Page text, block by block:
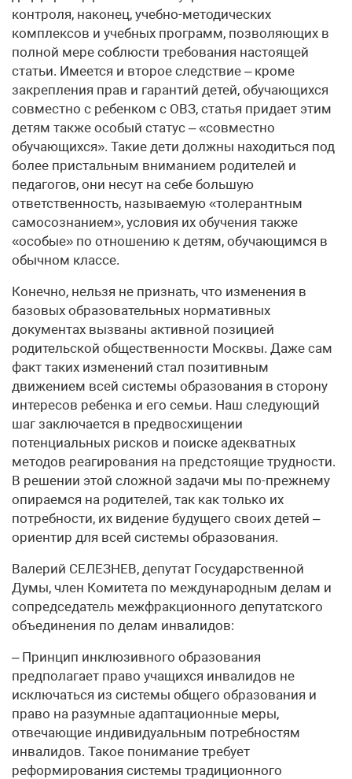
контроля, наконец, учебно-методических
комплексов и учебных программ, позволяющих в
полной мере соблюсти требования настоящей
статьи. Имеется и второе следствие – кроме
закрепления прав и гарантий детей, обучающихся
совместно с ребенком с ОВЗ, статья придает этим
детям также особый статус – «совместно
обучающихся». Такие дети должны находиться под
более пристальным вниманием родителей и
педагогов, они несут на себе большую
ответственность, называемую «толерантным
самосознанием», условия их обучения также
«особые» по отношению к детям, обучающимся в
обычном классе.
Конечно, нельзя не признать, что изменения в
базовых образовательных нормативных
документах вызваны активной позицией
родительской общественности Москвы. Даже сам
факт таких изменений стал позитивным
движением всей системы образования в сторону
интересов ребенка и его семьи. Наш следующий
шаг заключается в предвосхищении
потенциальных рисков и поиске адекватных
методов реагирования на предстоящие трудности.
В решении этой сложной задачи мы по-прежнему
опираемся на родителей, так как только их
потребности, их видение будущего своих детей –
ориентир для всей системы образования.
Валерий СЕЛЕЗНЕВ, депутат Государственной
Думы, член Комитета по международным делам и
сопредседатель межфракционного депутатского
объединения по делам инвалидов:
– Принцип инклюзивного образования
предполагает право учащихся инвалидов не
исключаться из системы общего образования и
право на разумные адаптационные меры,
отвечающие индивидуальным потребностям
инвалидов. Такое понимание требует
реформирования системы традиционного